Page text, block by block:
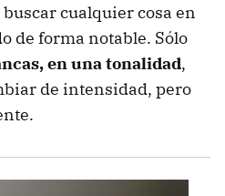
cualquier cosa en
de forma notable. Sólo
en una tonalidad,
de intensidad, pero